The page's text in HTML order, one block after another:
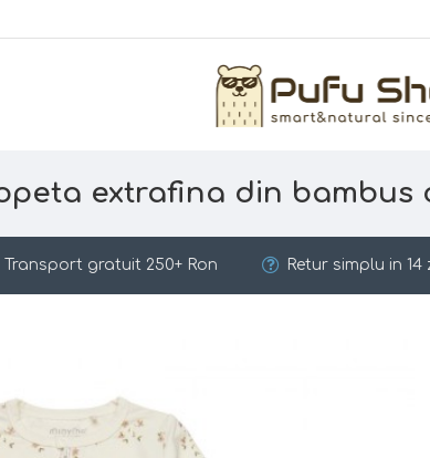
extrafina din
Transport gratuit 250+ Ron Retur simplu in 14